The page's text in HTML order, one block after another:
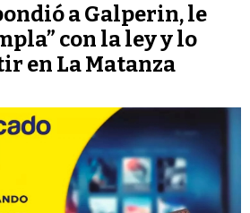
a Galperin, le
con la ley y lo
en La Matanza